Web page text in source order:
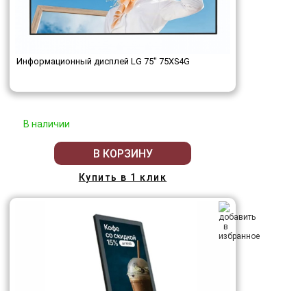
Информационный дисплей LG 75" 75XS4G
В наличии
В КОРЗИНУ
Купить в 1 клик